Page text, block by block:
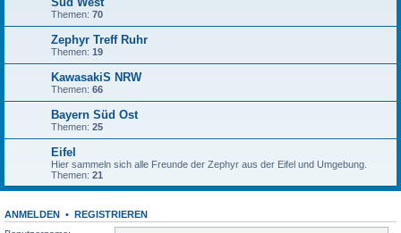
Themen: 70
Zephyr Treff Ruhr
Themen: 19
KawasakiS NRW
Themen: 66
Bayern Süd Ost
Themen: 25
Eifel
Hier sammeln sich alle Freunde der Zephyr aus der Eifel und Umgebung.
Themen: 21
ANMELDEN • REGISTRIEREN